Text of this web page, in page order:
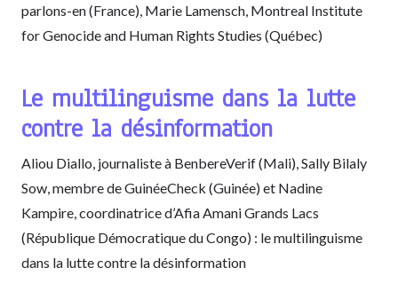
parlons-en (France), Marie Lamensch, Montreal Institute
for Genocide and Human Rights Studies (Québec)
Le multilinguisme dans la lutte
contre la désinformation
Aliou Diallo, journaliste à BenbereVerif (Mali), Sally Bilaly
Sow, membre de GuinéeCheck (Guinée) et Nadine
Kampire, coordinatrice d’Afia Amani Grands Lacs
(République Démocratique du Congo) : le multilinguisme
dans la lutte contre la désinformation